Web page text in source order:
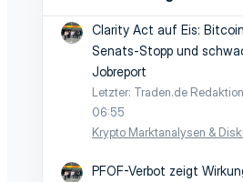
Clarity Act auf Eis:
Senats-Stopp und
Jobreport
Letzter: Traden.de Redaktion
06:55
Krypto Marktanalysen &
PFOF-Verbot zeigt